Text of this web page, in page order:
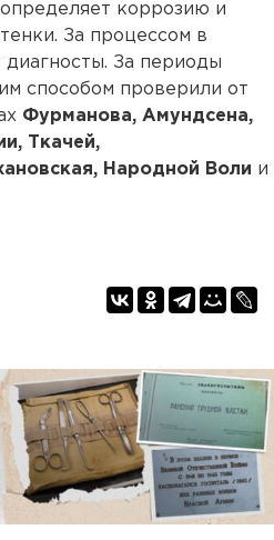
коррозию и
За процессом в
За периоды
способом проверили от
Фурманова, Амундсена,
Ткачей,
Народной Воли и